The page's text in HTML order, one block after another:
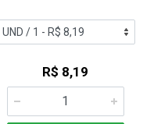
R$ 8,19